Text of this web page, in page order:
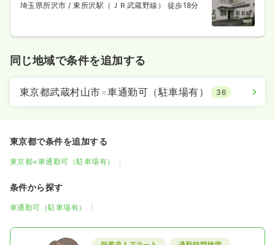
埼玉県所沢市/ 東所沢駅（ＪＲ武蔵野線） 徒歩18分
同じ地域で条件を追加する
東京都武蔵村山市×車通勤可（駐車場有） 36
東京都で条件を追加する
東京都×車通勤可（駐車場有）
条件から探す
車通勤可（駐車場有）